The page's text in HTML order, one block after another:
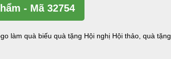
- Mã 32754
làm quà biếu quà tặng Hội nghị Hội thảo, quà tặng